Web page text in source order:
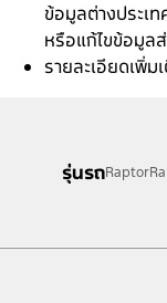
ข้อมูลต่างประเ
หรือแก้ไขข้อมูล
รายละเอียดเพิ่ม
รุ่นรถRaptor